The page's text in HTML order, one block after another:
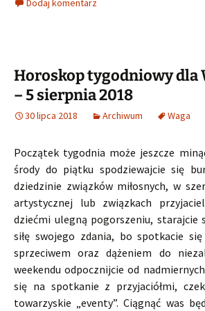
Dodaj komentarz
Horoskop tygodniowy dla
– 5 sierpnia 2018
30 lipca 2018 Archiwum Waga
Początek tygodnia może jeszcze
środy do piątku spodziewajcie się
dziedzinie związków miłosnych, w
artystycznej lub związkach
dziećmi ulegną pogorszeniu, starajcie
siłę swojego zdania, bo spotkacie
sprzeciwem oraz dążeniem do
weekendu odpocznijcie od
się na spotkanie z przyjaciółmi,
towarzyskie „eventy”. Ciągnąć was